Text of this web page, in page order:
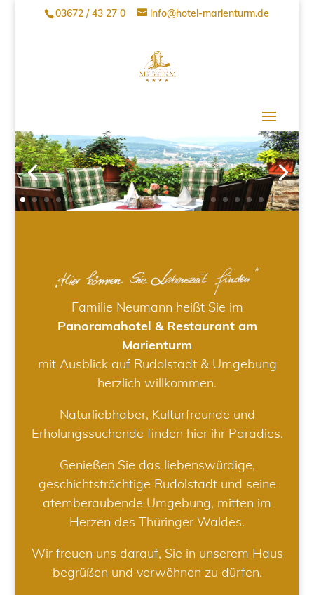
03672 / 43 27 0 info@hotel-marienturm.de
Familie Neumann heißt Sie im
Panoramahotel & Restaurant am
Marienturm
mit Ausblick auf Rudolstadt & Umgebung
herzlich willkommen.
Naturliebhaber, Kulturfreunde und
Erholungssuchende finden hier ihr Paradies.
Genießen Sie das liebenswürdige,
geschichtsträchtige Rudolstadt und seine
atemberaubende Umgebung, mitten im
Herzen des Thüringer Waldes.
Wir freuen uns darauf, Sie in unserem Haus
begrüßen und verwöhnen zu dürfen.